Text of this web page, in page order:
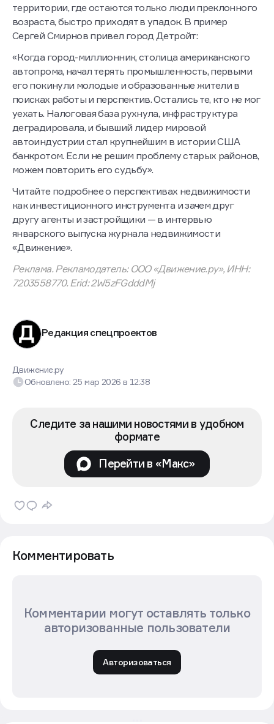
территории, где остаются только люди преклонного
возраста, быстро приходят в упадок. В пример
Сергей Смирнов привел город Детройт:
«Когда город-миллионник, столица американского
автопрома, начал терять промышленность, первыми
его покинули молодые и образованные жители в
поисках работы и перспектив. Остались те, кто не мог
уехать. Налоговая база рухнула, инфраструктура
деградировала, и бывший лидер мировой
автоиндустрии стал крупнейшим в истории США
банкротом. Если не решим проблему старых районов,
можем повторить его судьбу».
Читайте подробнее о перспективах недвижимости
как инвестиционного инструмента и зачем друг
другу агенты и застройщики — в интервью
январского выпуска журнала недвижимости
«Движение».
Реклама. Рекламодатель: ООО «Движение.ру», ИНН:
7203558770. Erid: 2W5zFGdddMj
Редакция спецпроектов
Движение.ру
Обновлено: 25 мар 2026в 12:38
Следите за нашими новостями в удобном
формате
Перейти в «Макс»
Комментировать
Комментарии могут оставлять только
авторизованные пользователи
Авторизоваться